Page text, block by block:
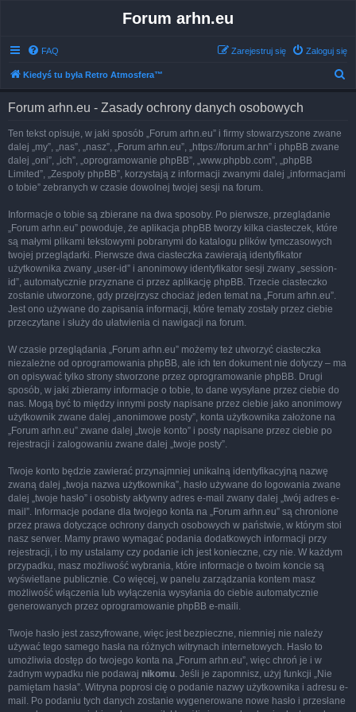
Forum arhn.eu
FAQ Zaloguj się
Zarejestruj się
Kiedyś tu była Retro Atmosfera™
Forum arhn.eu - Zasady ochrony danych osobowych
Ten tekst opisuje, w jaki sposób „Forum arhn.eu” i firmy stowarzyszone zwane
dalej „my”, „nas”, „nasz”, „Forum arhn.eu”, „https://forum.ar.hn” i phpBB zwane
dalej „oni”, „ich”, „oprogramowanie phpBB”, „www.phpbb.com”, „phpBB
Limited”, „Zespoły phpBB”, korzystają z informacji zwanymi dalej „informacjami
o tobie” zebranych w czasie dowolnej twojej sesji na forum.
Informacje o tobie są zbierane na dwa sposoby. Po pierwsze, przeglądanie
„Forum arhn.eu” powoduje, że aplikacja phpBB tworzy kilka ciasteczek, które
są małymi plikami tekstowymi pobranymi do katalogu plików tymczasowych
twojej przeglądarki. Pierwsze dwa ciasteczka zawierają identyfikator
użytkownika zwany „user-id” i anonimowy identyfikator sesji zwany „session-
id”, automatycznie przyznane ci przez aplikację phpBB. Trzecie ciasteczko
zostanie utworzone, gdy przejrzysz chociaż jeden temat na „Forum arhn.eu”.
Jest ono używane do zapisania informacji, które tematy zostały przez ciebie
przeczytane i służy do ułatwienia ci nawigacji na forum.
W czasie przeglądania „Forum arhn.eu” możemy też utworzyć ciasteczka
niezależne od oprogramowania phpBB, ale ich ten dokument nie dotyczy – ma
on opisywać tylko strony stworzone przez oprogramowanie phpBB. Drugi
sposób, w jaki zbieramy informacje o tobie, to dane wysyłane przez ciebie do
nas. Mogą być to między innymi posty napisane przez ciebie jako anonimowy
użytkownik zwane dalej „anonimowe posty”, konta użytkownika założone na
„Forum arhn.eu” zwane dalej „twoje konto” i posty napisane przez ciebie po
rejestracji i zalogowaniu zwane dalej „twoje posty”.
Twoje konto będzie zawierać przynajmniej unikalną identyfikacyjną nazwę
zwaną dalej „twoja nazwa użytkownika”, hasło używane do logowania zwane
dalej „twoje hasło” i osobisty aktywny adres e-mail zwany dalej „twój adres e-
mail”. Informacje podane dla twojego konta na „Forum arhn.eu” są chronione
przez prawa dotyczące ochrony danych osobowych w państwie, w którym stoi
nasz serwer. Mamy prawo wymagać podania dodatkowych informacji przy
rejestracji, i to my ustalamy czy podanie ich jest konieczne, czy nie. W każdym
przypadku, masz możliwość wybrania, które informacje o twoim koncie są
wyświetlane publicznie. Co więcej, w panelu zarządzania kontem masz
możliwość włączenia lub wyłączenia wysyłania do ciebie automatycznie
generowanych przez oprogramowanie phpBB e-maili.
Twoje hasło jest zaszyfrowane, więc jest bezpieczne, niemniej nie należy
używać tego samego hasła na różnych witrynach internetowych. Hasło to
umożliwia dostęp do twojego konta na „Forum arhn.eu”, więc chroń je i w
żadnym wypadku nie podawaj nikomu. Jeśli je zapomnisz, użyj funkcji „Nie
pamiętam hasła”. Witryna poprosi cię o podanie nazwy użytkownika i adresu e-
mail. Po podaniu tych danych zostanie wygenerowane nowe hasło i przesłane